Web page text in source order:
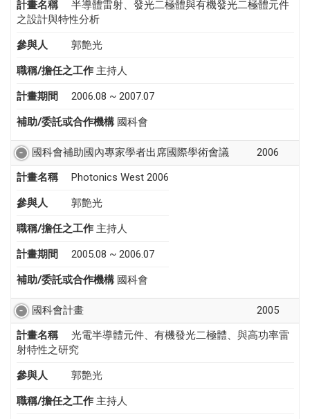
計畫名稱
半導體雷射、發光二極體與有機發光二極體元件
之設計與特性分析
參與人 郭艶光
職稱/擔任之工作 主持人
計畫期間 2006.08 ~ 2007.07
補助/委託或合作機構 國科會
國科會補助國內專家學者出席國際學術會議
2006
計畫名稱
Photonics West 2006
參與人 郭艶光
職稱/擔任之工作 主持人
計畫期間 2005.08 ~ 2006.07
補助/委託或合作機構 國科會
國科會計畫
2005
計畫名稱
光電半導體元件、有機發光二極體、與高功率雷
射特性之研究
參與人 郭艶光
職稱/擔任之工作 主持人